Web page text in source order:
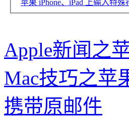
苹果 iPhone、iPad 上输入特殊
Apple新闻之
Mac技巧之苹
携带原邮件